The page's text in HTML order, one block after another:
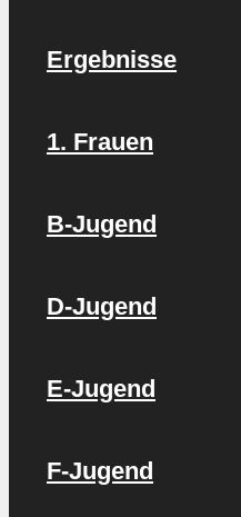
Ergebnisse
1. Frauen
B-Jugend
D-Jugend
E-Jugend
F-Jugend